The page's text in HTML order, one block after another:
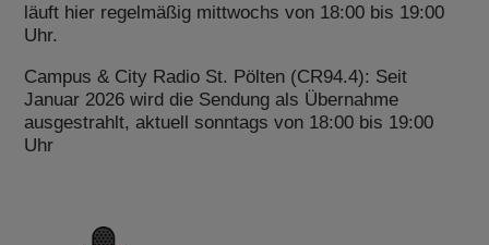
läuft hier regelmäßig mittwochs von 18:00 bis 19:00
Uhr.
Campus & City Radio St. Pölten (CR94.4): Seit
Januar 2026 wird die Sendung als Übernahme
ausgestrahlt, aktuell sonntags von 18:00 bis 19:00
Uhr